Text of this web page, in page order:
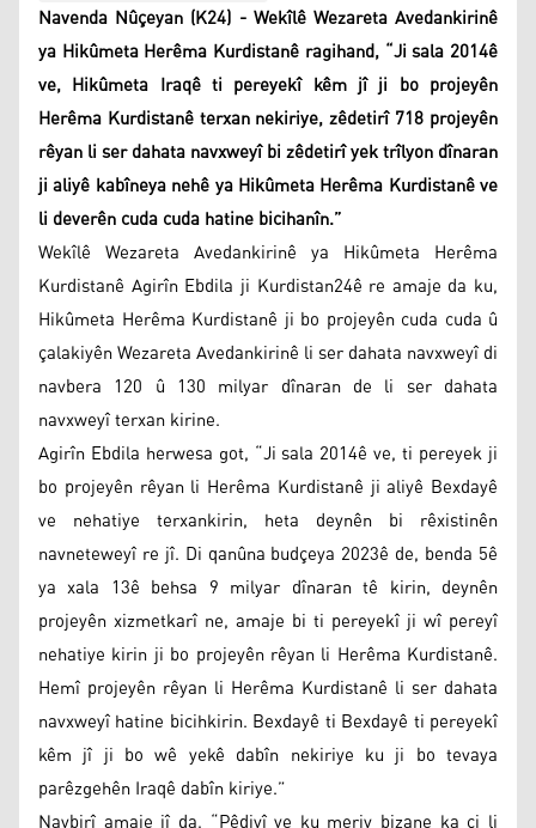
Navenda Nûçeyan (K24) - Wekîlê Wezareta Avedankirinê
ya Hikûmeta Herêma Kurdistanê ragihand, “Ji sala 2014ê
ve, Hikûmeta Iraqê ti pereyekî kêm jî ji bo projeyên
Herêma Kurdistanê terxan nekiriye, zêdetirî 718 projeyên
rêyan li ser dahata navxweyî bi zêdetirî yek trîlyon dînaran
ji aliyê kabîneya nehê ya Hikûmeta Herêma Kurdistanê ve
li deverên cuda cuda hatine bicihanîn.”
Wekîlê Wezareta Avedankirinê ya Hikûmeta Herêma
Kurdistanê Agirîn Ebdila ji Kurdistan24ê re amaje da ku,
Hikûmeta Herêma Kurdistanê ji bo projeyên cuda cuda û
çalakiyên Wezareta Avedankirinê li ser dahata navxweyî di
navbera 120 û 130 milyar dînaran de li ser dahata
navxweyî terxan kirine.
Agirîn Ebdila herwesa got, “Ji sala 2014ê ve, ti pereyek ji
bo projeyên rêyan li Herêma Kurdistanê ji aliyê Bexdayê
ve nehatiye terxankirin, heta deynên bi rêxistinên
navneteweyî re jî. Di qanûna budçeya 2023ê de, benda 5ê
ya xala 13ê behsa 9 milyar dînaran tê kirin, deynên
projeyên xizmetkarî ne, amaje bi ti pereyekî ji wî pereyî
nehatiye kirin ji bo projeyên rêyan li Herêma Kurdistanê.
Hemî projeyên rêyan li Herêma Kurdistanê li ser dahata
navxweyî hatine bicihkirin. Bexdayê ti Bexdayê ti pereyekî
kêm jî ji bo wê yekê dabîn nekiriye ku ji bo tevaya
parêzgehên Iraqê dabîn kiriye.”